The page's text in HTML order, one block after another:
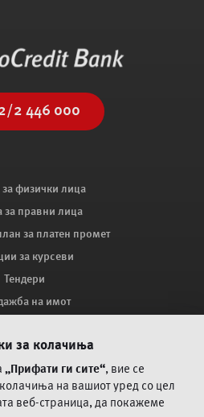
2 446 000
за физички лица
за правни лица
за платен промет
за курсеви
Тендери
на имот
ПроКредит Банка?
на платежни трансакции со
картичка
за колачиња
„Прифати ги сите“, вие се
на вашиот уред со цел
веб-страница, да покажеме